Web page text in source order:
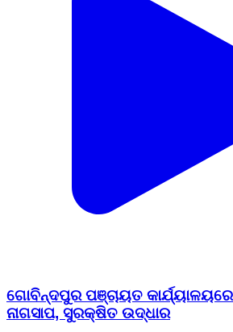
ଗୋବିନ୍ଦପୁର ପଞ୍ଚାୟତ
ନାଗସାପ, ସୁରକ୍ଷିତ ଉଦ୍ଧାର